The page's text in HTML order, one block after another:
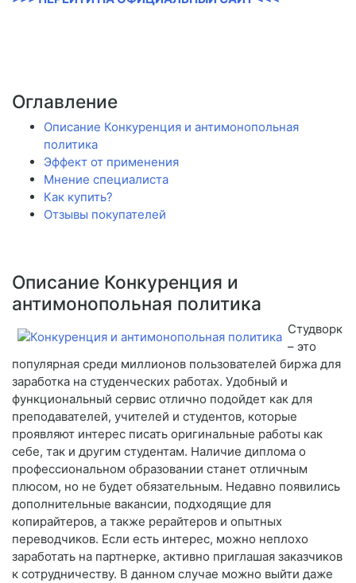
Оглавление
Описание Конкуренция и антимонопольная
политика
Эффект от применения
Мнение специалиста
Как купить?
Отзывы покупателей
Описание Конкуренция и
антимонопольная политика
Студворк
– это
популярная среди миллионов пользователей биржа для
заработка на студенческих работах. Удобный и
функциональный сервис отлично подойдет как для
преподавателей, учителей и студентов, которые
проявляют интерес писать оригинальные работы как
себе, так и другим студентам. Наличие диплома о
профессиональном образовании станет отличным
плюсом, но не будет обязательным. Недавно появились
дополнительные вакансии, подходящие для
копирайтеров, а также рерайтеров и опытных
переводчиков. Если есть интерес, можно неплохо
заработать на партнерке, активно приглашая заказчиков
к сотрудничеству. В данном случае можно выйти даже